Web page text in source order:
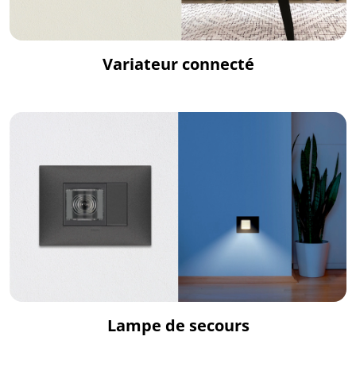
Variateur connecté
Lampe de secours